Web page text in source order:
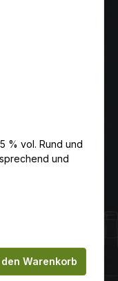
% vol. Rund und
und
den Warenkorb